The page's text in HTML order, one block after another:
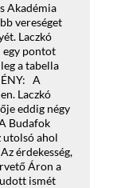
Akadémia
vereséget
Laczkó
egy pontot
a tabella
A
Laczkó
eddig négy
Budafok
utolsó ahol
érdekesség,
Áron a
ismét